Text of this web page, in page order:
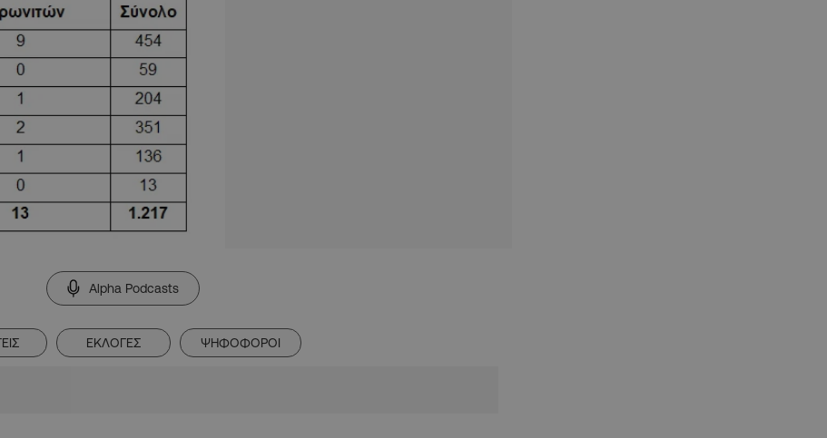
Alpha Podcasts
ΕΚΛΟΓΕΣ ΨΗΦΟΦΟΡΟΙ